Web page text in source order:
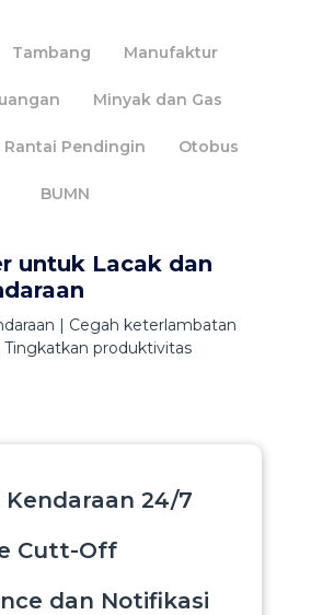
Tambang Manufaktur
Minyak dan Gas
Rantai Pendingin Otobus
BUMN
untuk Lacak dan
| Cegah keterlambatan
Tingkatkan produktivitas
Kendaraan 24/7
Cutt-Off
dan Notifikasi